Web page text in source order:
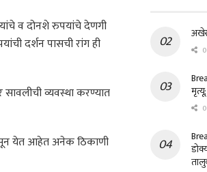
व दोनशे रुपयांचे देणगी
दर्शन पासची रांग ही
सावलीची व्यवस्था करण्यात
येत आहेत अनेक ठिकाणी